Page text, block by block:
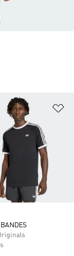
de produits
BANDES